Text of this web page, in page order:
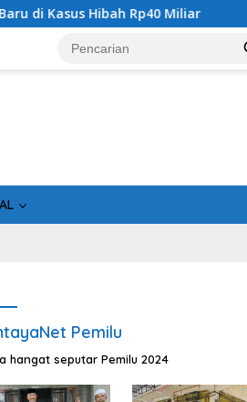
Rp40 Miliar Geger! 5
Pemilu
hangat seputar Pemilu 2024